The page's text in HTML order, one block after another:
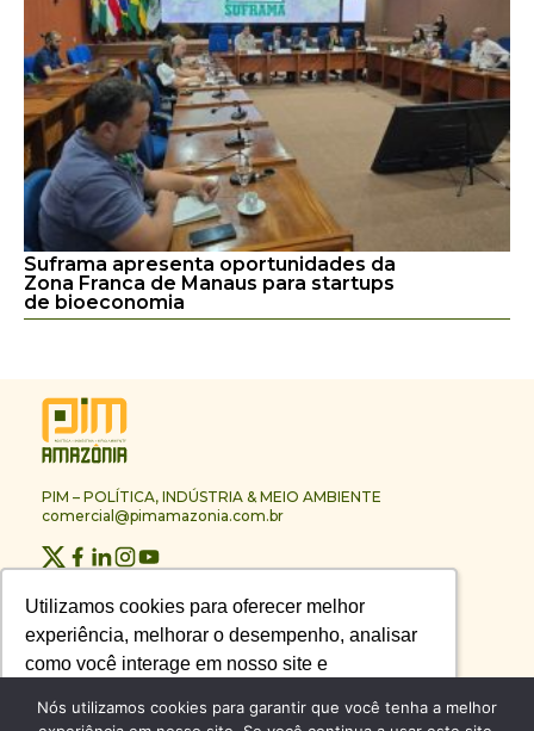
Utilizamos cookies para oferecer melhor
experiência, melhorar o desempenho, analisar
como você interage em nosso site e
Utilizamos cookies para oferecer melhor
experiência, melhorar o desempenho, analisar
como você interage em nosso site e
Suframa apresenta oportunidades da
Zona Franca de Manaus para startups
de bioeconomia
PIM – POLÍTICA, INDÚSTRIA & MEIO AMBIENTE
comercial@pimamazonia.com.br
Contato
Publicidade
Melhores Empresas
Circuito PIM Amazônia
Nós utilizamos cookies para garantir que você tenha a melhor